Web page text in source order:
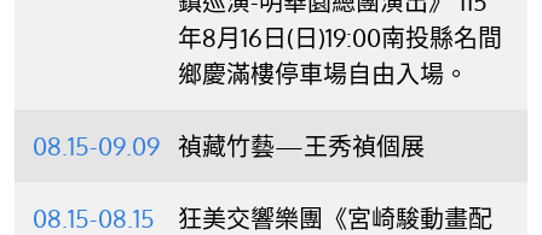
年8月16日(日)19:00南投縣名間
鄉慶滿樓停車場自由入場。
08.15-09.09 禎藏竹藝—王秀禎個展
08.15-08.15
狂美交響樂團《宮崎駿動畫配